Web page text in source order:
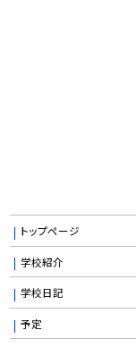
トップページ
学校紹介
学校日記
予定